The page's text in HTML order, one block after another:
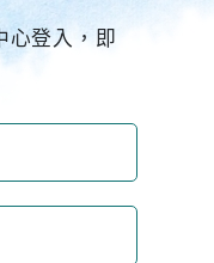
心登入，即